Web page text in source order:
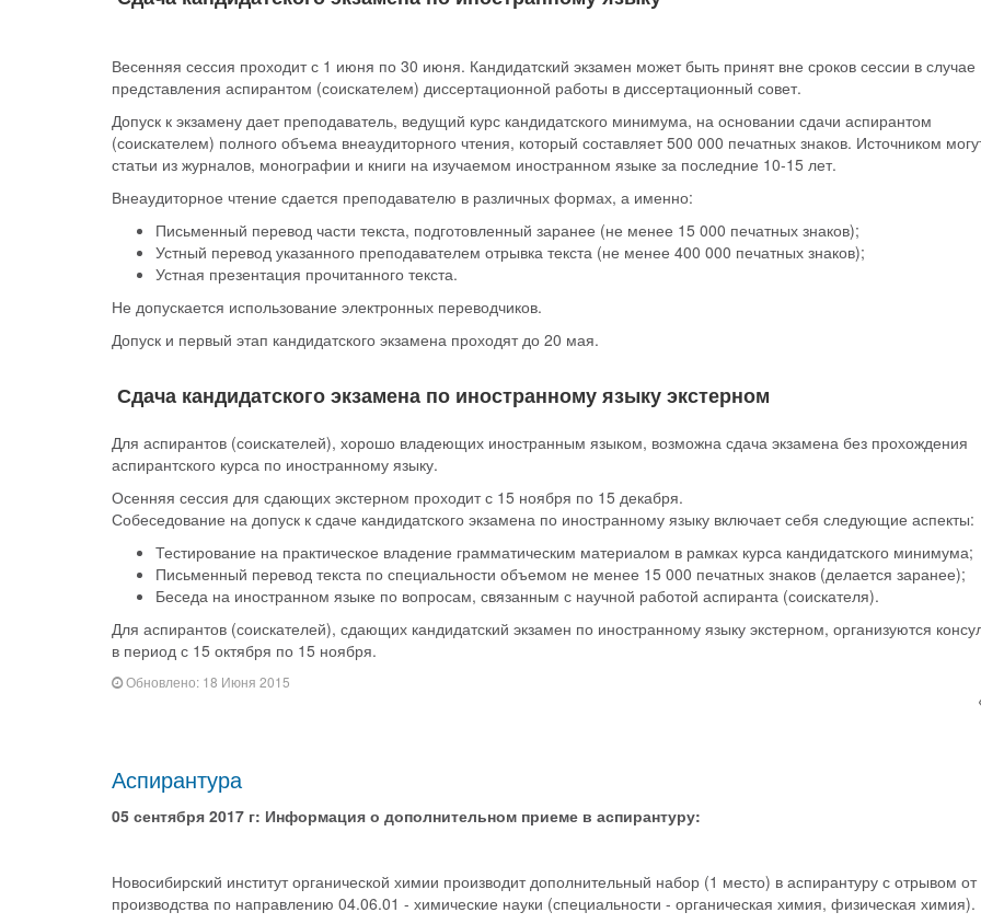
Весенняя сессия проходит с 1 июня по 30 июня. Кандидатский экзамен может быть принят вне сроков сессии в случае
представления аспирантом (соискателем) диссертационной работы в диссертационный совет.
Допуск к экзамену дает преподаватель, ведущий курс кандидатского минимума, на основании сдачи аспирантом
(соискателем) полного объема внеаудиторного чтения, который составляет 500 000 печатных знаков. Источником
статьи из журналов, монографии и книги на изучаемом иностранном языке за последние 10-15 лет.
Внеаудиторное чтение сдается преподавателю в различных формах, а именно:
Письменный перевод части текста, подготовленный заранее (не менее 15 000 печатных знаков);
Устный перевод указанного преподавателем отрывка текста (не менее 400 000 печатных знаков);
Устная презентация прочитанного текста.
Не допускается использование электронных переводчиков.
Допуск и первый этап кандидатского экзамена проходят до 20 мая.
Сдача кандидатского экзамена по иностранному языку экстерном
Для аспирантов (соискателей), хорошо владеющих иностранным языком, возможна сдача экзамена без прохождения
аспирантского курса по иностранному языку.
Осенняя сессия для сдающих экстерном проходит с 15 ноября по 15 декабря.
Собеседование на допуск к сдаче кандидатского экзамена по иностранному языку включает себя следующие аспекты:
Тестирование на практическое владение грамматическим материалом в рамках курса кандидатского минимума;
Письменный перевод текста по специальности объемом не менее 15 000 печатных знаков (делается заранее);
Беседа на иностранном языке по вопросам, связанным с научной работой аспиранта (соискателя).
Для аспирантов (соискателей), сдающих кандидатский экзамен по иностранному языку экстерном, организуются
в период с 15 октября по 15 ноября.
Обновлено: 18 Июня 2015
Аспирантура
05 сентября 2017 г: Информация о дополнительном приеме в аспирантуру:
Новосибирский институт органической химии производит дополнительный набор (1 место) в аспирантуру с отрывом от
производства по направлению 04.06.01 - химические науки (специальности - органическая химия, физическая химия).